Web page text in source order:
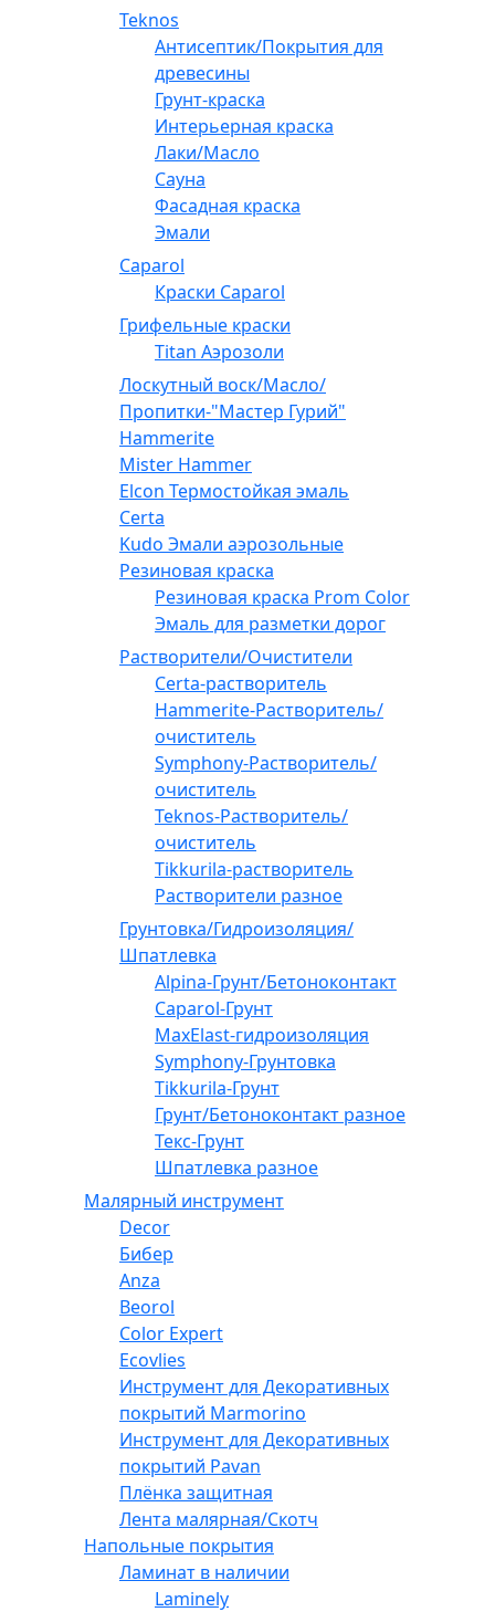
Teknos
Антисептик/Покрытия для
древесины
Грунт-краска
Интерьерная краска
Лаки/Масло
Сауна
Фасадная краска
Эмали
Caparol
Краски Caparol
Грифельные краски
Titan Аэрозоли
Лоскутный воск/Масло/
Пропитки-"Мастер Гурий"
Hammerite
Mister Hammer
Elcon Термостойкая эмаль
Certa
Kudo Эмали аэрозольные
Резиновая краска
Резиновая краска Prom Color
Эмаль для разметки дорог
Растворители/Очистители
Certa-растворитель
Hammerite-Растворитель/
очиститель
Symphony-Растворитель/
очиститель
Teknos-Растворитель/
очиститель
Tikkurila-растворитель
Растворители разное
Грунтовка/Гидроизоляция/
Шпатлевка
Alpina-Грунт/Бетоноконтакт
Caparol-Грунт
MaxElast-гидроизоляция
Symphony-Грунтовка
Tikkurila-Грунт
Грунт/Бетоноконтакт разное
Текс-Грунт
Шпатлевка разное
Малярный инструмент
Decor
Бибер
Anza
Beorol
Color Expert
Ecovlies
Инструмент для Декоративных
покрытий Marmorino
Инструмент для Декоративных
покрытий Pavan
Плёнка защитная
Лента малярная/Скотч
Напольные покрытия
Ламинат в наличии
Laminely